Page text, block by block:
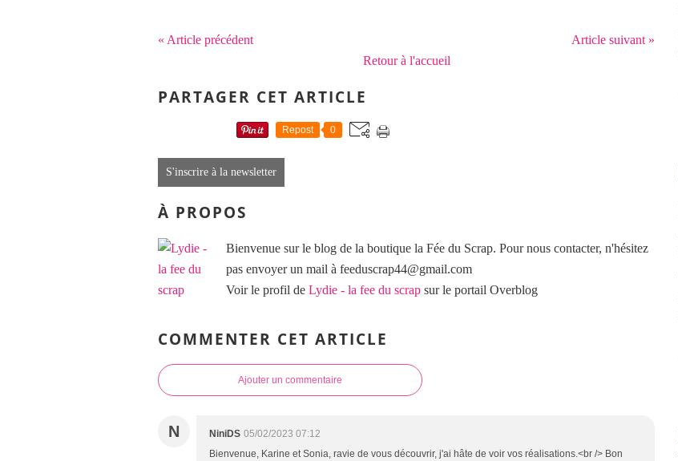
« Article précédent
Article suivant »
Retour à l'accueil
PARTAGER CET ARTICLE
Repost 0
S'inscrire à la newsletter
À PROPOS
Bienvenue sur le blog de la boutique la Fée du Scrap. Pour nous contacter, n'hésitez
pas envoyer un mail à feeduscrap44@gmail.com
Voir le profil de Lydie - la fee du scrap sur le portail Overblog
COMMENTER CET ARTICLE
Ajouter un commentaire
N NiniDS 05/02/2023 07:12
Bienvenue, Karine et Sonia, ravie de vous découvrir, j'ai hâte de voir vos réalisations.<br /> Bon